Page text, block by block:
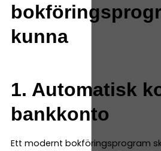
kunna
1. Automatisk
bankkonto
Ett modernt bokföringsprogram